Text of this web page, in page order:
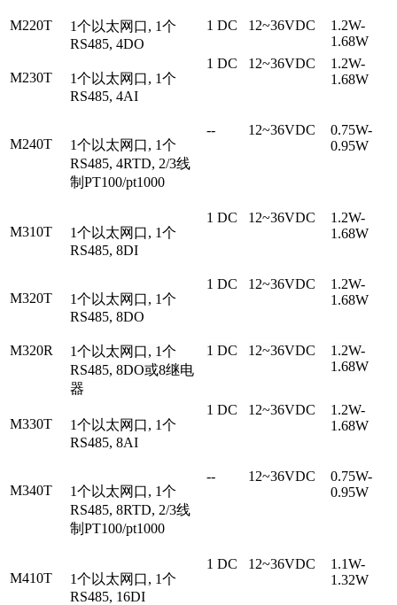
M220T
1个以太网口, 1个
RS485, 4DO
1 DC 12~36VDC
1.2W-
1.68W
M230T
1个以太网口, 1个
RS485, 4AI
1 DC 12~36VDC
1.2W-
1.68W
M240T
1个以太网口, 1个
RS485, 4RTD, 2/3线
制PT100/pt1000
-- 12~36VDC
0.75W-
0.95W
M310T
1个以太网口, 1个
RS485, 8DI
1 DC 12~36VDC
1.2W-
1.68W
M320T
1个以太网口, 1个
RS485, 8DO
1 DC 12~36VDC
1.2W-
1.68W
M320R
1个以太网口, 1个
RS485, 8DO或8继电
器
1 DC 12~36VDC
1.2W-
1.68W
M330T
1个以太网口, 1个
RS485, 8AI
1 DC 12~36VDC
1.2W-
1.68W
M340T
1个以太网口, 1个
RS485, 8RTD, 2/3线
制PT100/pt1000
-- 12~36VDC
0.75W-
0.95W
M410T
1个以太网口, 1个
RS485, 16DI
1 DC 12~36VDC
1.1W-
1.32W